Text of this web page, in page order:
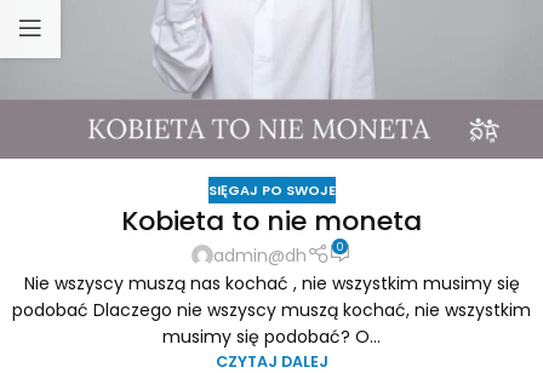
SIĘGAJ PO SWOJE
Kobieta to nie moneta
admin@dh 0
Nie wszyscy muszą nas kochać , nie wszystkim musimy się
podobać Dlaczego nie wszyscy muszą kochać, nie wszystkim
musimy się podobać? O...
CZYTAJ DALEJ